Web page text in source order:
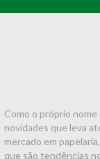
Como o próprio
novidades que leva
mercado em
que são tendências